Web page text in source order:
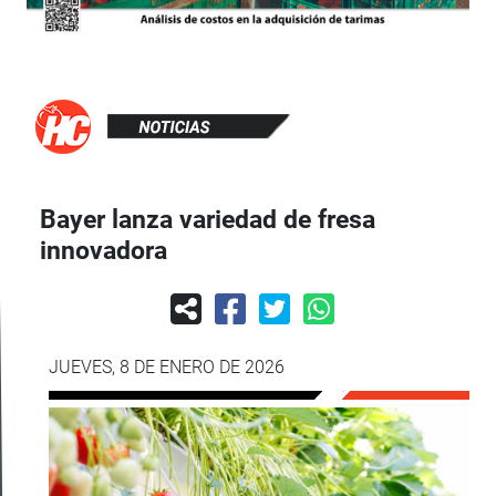
Bayer lanza variedad de fresa
innovadora
JUEVES, 8 DE ENERO DE 2026